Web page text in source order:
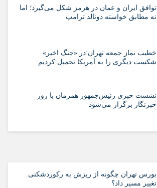
توافق ایران و عمان در هرمز شکل می‌گیرد؛ اما
نه مطابق خواسته دونالد ترامپ
خطیب نماز جمعه تهران:در «جنگ اخیر»
شکست دیگری را به آمریکا تحمیل کردیم
نشست خبری رئیس‌جمهور همزمان با روز
خبرنگار برگزار می‌شود
بورس تهران چگونه از ریزش به رکوردشکنی
تغییر مسیر داد؟